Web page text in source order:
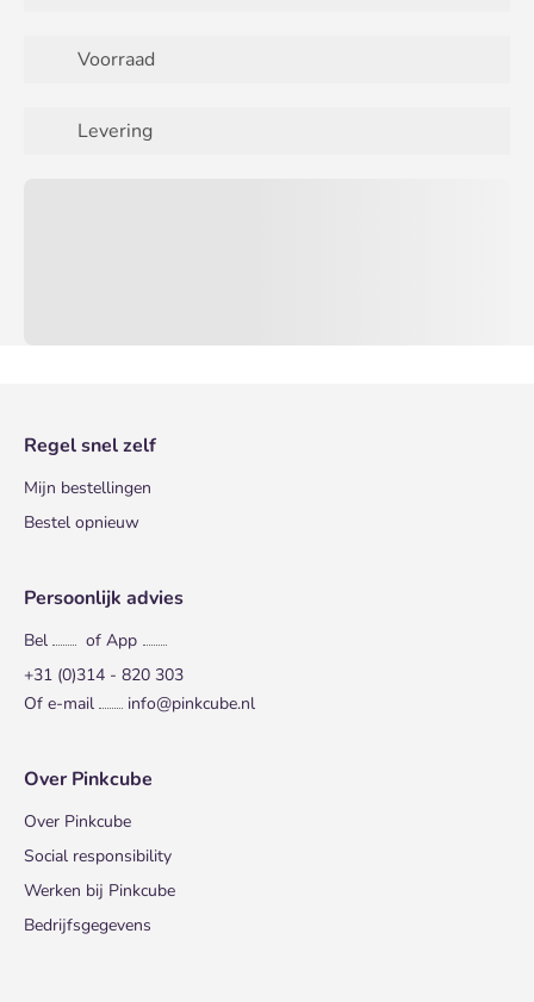
Voorraad
Levering
Regel snel zelf
Mijn bestellingen
Bestel opnieuw
Persoonlijk advies
Bel
of App
+31 (0)314 - 820 303
Of e-mail
info@pinkcube.nl
Over Pinkcube
Over Pinkcube
Social responsibility
Werken bij Pinkcube
Bedrijfsgegevens